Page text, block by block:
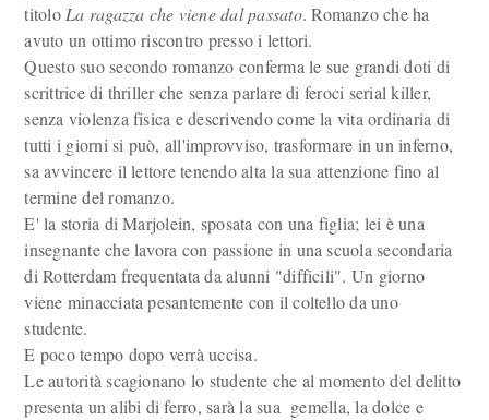
titolo La ragazza che viene dal passato. Romanzo che ha
avuto un ottimo riscontro presso i lettori.
Questo suo secondo romanzo conferma le sue grandi doti di
scrittrice di thriller che senza parlare di feroci serial killer,
senza violenza fisica e descrivendo come la vita ordinaria di
tutti i giorni si può, all'improvviso, trasformare in un inferno,
sa avvincere il lettore tenendo alta la sua attenzione fino al
termine del romanzo.
E' la storia di Marjolein, sposata con una figlia; lei è una
insegnante che lavora con passione in una scuola secondaria
di Rotterdam frequentata da alunni "difficili". Un giorno
viene minacciata pesantemente con il coltello da uno
studente.
E poco tempo dopo verrà uccisa.
Le autorità scagionano lo studente che al momento del delitto
presenta un alibi di ferro, sarà la sua gemella, la dolce e